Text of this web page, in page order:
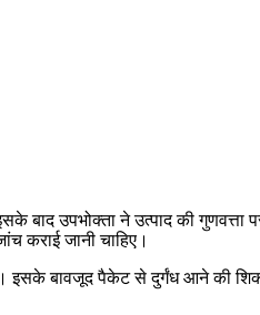
उपभोक्ता ने उत्पाद की गुणवत्ता
कराई जानी चाहिए।
इसके बावजूद पैकेट से दुर्गंध आने की